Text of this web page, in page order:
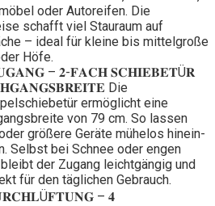
oder Autoreifen. Die
schafft viel Stauraum auf
– ideal für kleine bis mittelgroße
Höfe.
– 𝟐-𝐅𝐀𝐂𝐇 𝐒𝐂𝐇𝐈𝐄𝐁𝐄𝐓Ü𝐑
Die
ermöglicht eine
von 79 cm. So lassen
größere Geräte mühelos hinein-
Selbst bei Schnee oder engen
der Zugang leichtgängig und
für den täglichen Gebrauch.
– 𝟒